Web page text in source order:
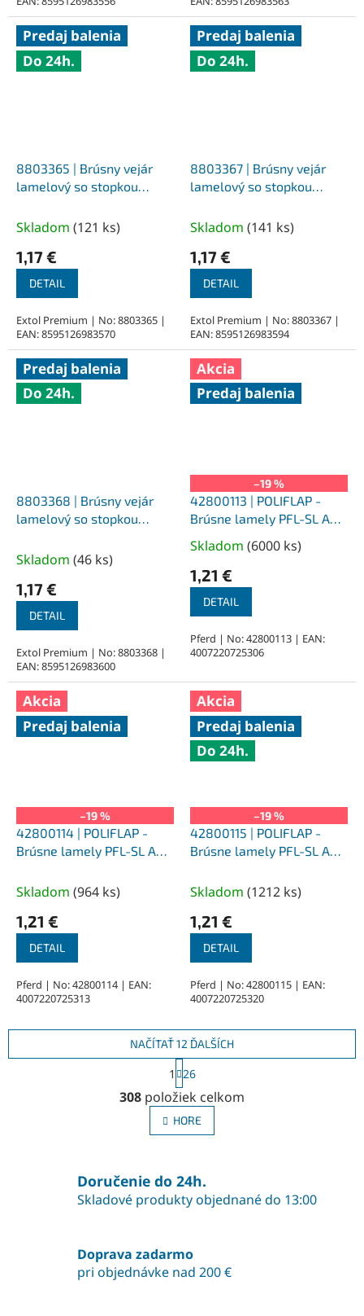
Predaj balenia
Do 24h.
8803365 | Brúsny vejár
lamelový so stopkou
Skladom (121 ks)
1,17 €
DETAIL
Extol Premium | No: 8803365 |
EAN: 8595126983570
Predaj balenia
Do 24h.
8803367 | Brúsny vejár
lamelový so stopkou
Skladom (141 ks)
1,17 €
DETAIL
Extol Premium | No: 8803367 |
EAN: 8595126983594
Predaj balenia
Do 24h.
8803368 | Brúsny vejár
lamelový so stopkou
Z100
Skladom (46 ks)
1,17 €
DETAIL
Extol Premium | No: 8803368 |
EAN: 8595126983600
Akcia
Predaj balenia
–19 %
42800113 | POLIFLAP -
Brúsne lamely PFL-SL A
K120
Priemerné
hodnotenie
produktu
5,0
z
5
Skladom (6000 ks)
1,21 €
DETAIL
Pferd | No: 42800113 | EAN:
4007220725306
Akcia
Predaj balenia
–19 %
42800114 | POLIFLAP -
Brúsne lamely PFL-SL A
Skladom (964 ks)
1,21 €
DETAIL
Pferd | No: 42800114 | EAN:
4007220725313
Akcia
Predaj balenia
Do 24h.
–19 %
42800115 | POLIFLAP -
Brúsne lamely PFL-SL A
Skladom (1212 ks)
1,21 €
DETAIL
Pferd | No: 42800115 | EAN:
4007220725320
O
v
l
á
c
i
e
v
k
NAČÍTAŤ 12 ĎALŠÍCH
t
r
á
n
k
a
n
i
1 26
308 položiek celkom
HORE
Doručenie do 24h.
Skladové produkty objednané do 13:00
Doprava zadarmo
pri objednávke nad 200 €